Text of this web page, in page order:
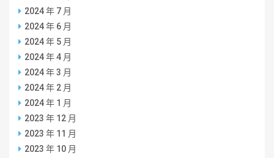
2024 年 7 月
2024 年 6 月
2024 年 5 月
2024 年 4 月
2024 年 3 月
2024 年 2 月
2024 年 1 月
2023 年 12 月
2023 年 11 月
2023 年 10 月